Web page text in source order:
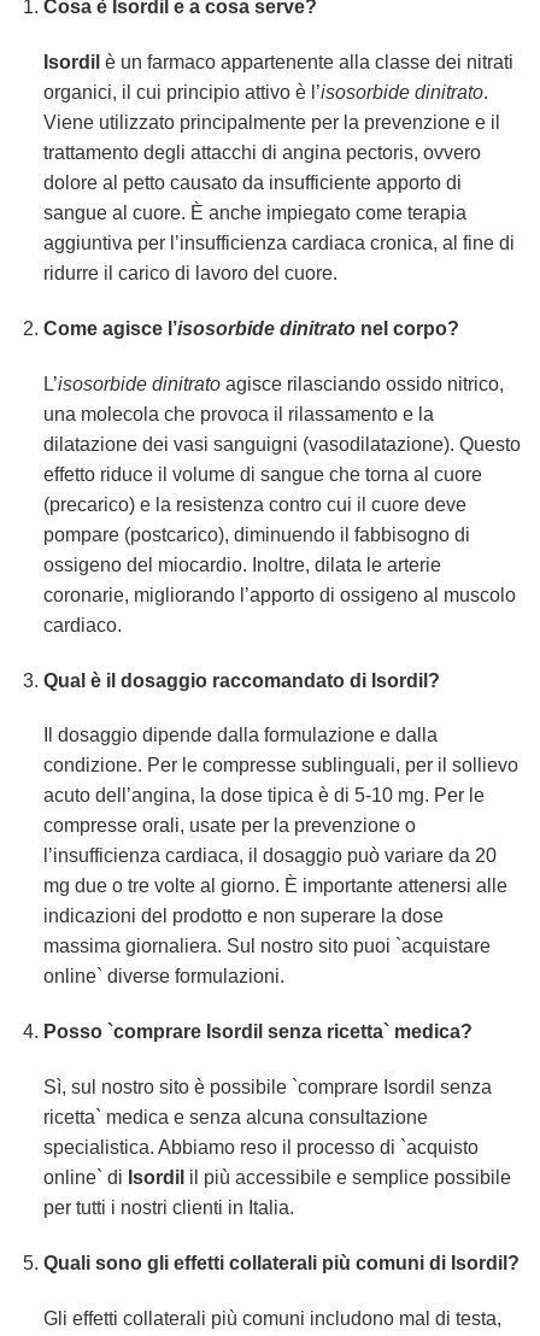
Cosa è Isordil e a cosa serve?
Isordil è un farmaco appartenente alla classe dei nitrati
organici, il cui principio attivo è l’isosorbide dinitrato.
Viene utilizzato principalmente per la prevenzione e il
trattamento degli attacchi di angina pectoris, ovvero
dolore al petto causato da insufficiente apporto di
sangue al cuore. È anche impiegato come terapia
aggiuntiva per l’insufficienza cardiaca cronica, al fine di
ridurre il carico di lavoro del cuore.
Come agisce l’isosorbide dinitratonel corpo?
L’isosorbide dinitratoagisce rilasciando ossido nitrico,
una molecola che provoca il rilassamento e la
dilatazione dei vasi sanguigni (vasodilatazione). Questo
effetto riduce il volume di sangue che torna al cuore
(precarico) e la resistenza contro cui il cuore deve
pompare (postcarico), diminuendo il fabbisogno di
ossigeno del miocardio. Inoltre, dilata le arterie
coronarie, migliorando l’apporto di ossigeno al muscolo
cardiaco.
Qual è il dosaggio raccomandato di Isordil ?
Il dosaggio dipende dalla formulazione e dalla
condizione. Per le compresse sublinguali, per il sollievo
acuto dell’angina, la dose tipica è di 5-10 mg. Per le
compresse orali, usate per la prevenzione o
l’insufficienza cardiaca, il dosaggio può variare da 20
mg due o tre volte al giorno. È importante attenersi alle
indicazioni del prodotto e non superare la dose
massima giornaliera. Sul nostro sito puoi `acquistare
online` diverse formulazioni.
Posso `comprare Isordil senza ricetta` medica?
Sì, sul nostro sito è possibile `comprare Isordil senza
ricetta` medica e senza alcuna consultazione
specialistica. Abbiamo reso il processo di `acquisto
online` di Isordil il più accessibile e semplice possibile
per tutti i nostri clienti in Italia.
Quali sono gli effetti collaterali più comuni di Isordil ?
Gli effetti collaterali più comuni includono mal di testa,